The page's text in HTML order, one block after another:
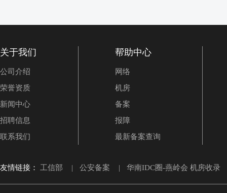
关于我们
公司介绍
荣誉资质
新闻中心
招聘信息
联系我们
帮助中心
网络
机房
备案
报障
最新备案查询
友情链接： 工信部 | 公安备案 | 华南IDC圈-燕岭会 机房收录